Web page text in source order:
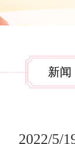
新闻
2022/5/